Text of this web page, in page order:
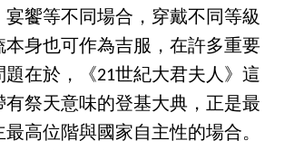
宴饗等不同場合，穿戴不同等級
本身也可作為吉服，在許多重要
題在於，《21世紀大君夫人》這
有祭天意味的登基大典，正是最
高位階與國家自主性的場合。